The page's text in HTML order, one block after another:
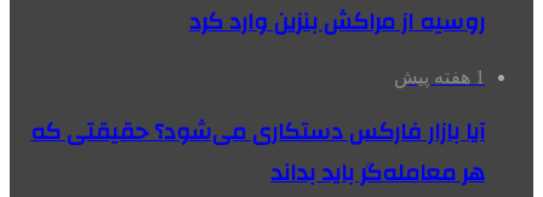
روسیه از مراکش بنزین وارد کرد
1 هفته پیش
آیا بازار فارکس دستکاری می‌شود؟ حقیقتی که
هر معامله‌گر باید بداند